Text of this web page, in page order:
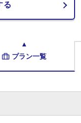
る
プラン一覧